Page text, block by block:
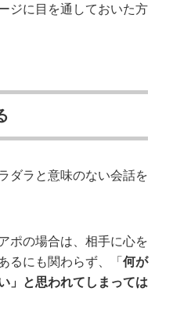
ジに目を通しておいた方
ダラと意味のない会話を
ポの場合は、相手に心を
るにも関わらず、「 何が
」と思われてしまっては